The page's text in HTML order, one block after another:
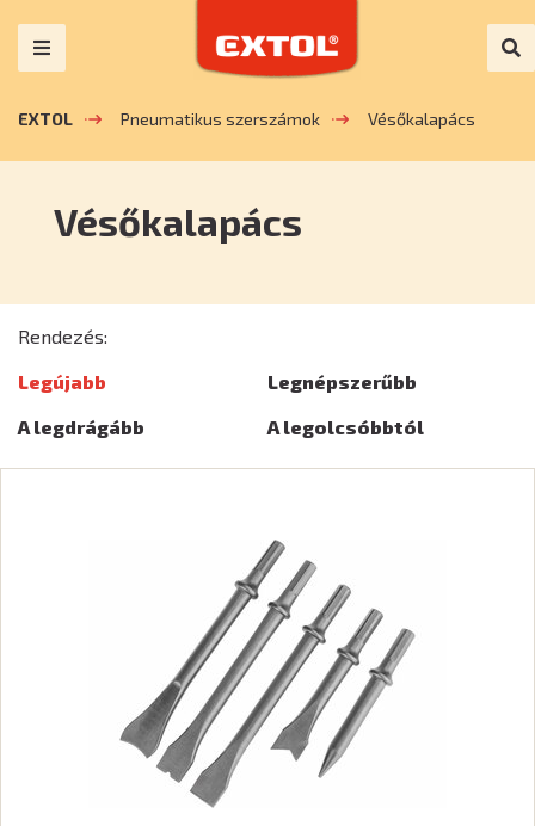
EXTOL Pneumatikus szerszámok Vésőkalapács
Vésőkalapács
Rendezés:
Legújabb
Legnépszerűbb
A legdrágább
A legolcsóbbtól